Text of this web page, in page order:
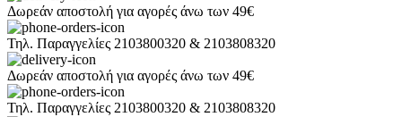
Δωρεάν αποστολή για αγορές άνω των 49€
Τηλ. Παραγγελίες 2103800320 & 2103808320
Δωρεάν αποστολή για αγορές άνω των 49€
Τηλ. Παραγγελίες 2103800320 & 2103808320